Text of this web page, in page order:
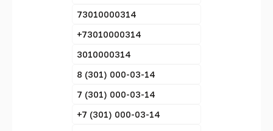
73010000314
+73010000314
3010000314
8 (301) 000-03-14
7 (301) 000-03-14
+7 (301) 000-03-14